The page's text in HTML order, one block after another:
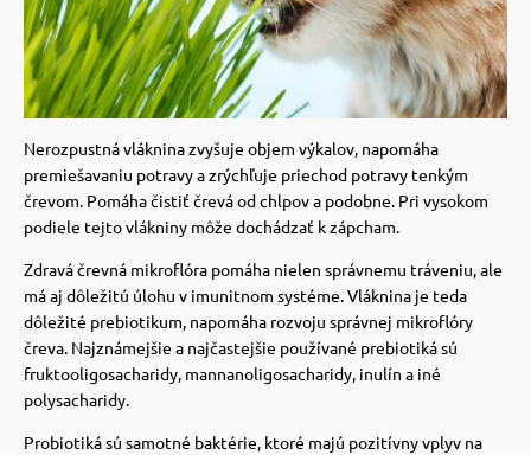
Nerozpustná vláknina zvyšuje objem výkalov, napomáha
premiešavaniu potravy a zrýchľuje priechod potravy tenkým
črevom. Pomáha čistiť črevá od chlpov a podobne. Pri vysokom
podiele tejto vlákniny môže dochádzať k zápcham.
Zdravá črevná mikroflóra pomáha nielen správnemu tráveniu, ale
má aj dôležitú úlohu v imunitnom systéme.Vláknina je teda
dôležité prebiotikum, napomáha rozvoju správnej mikroflóry
čreva. Najznámejšie a najčastejšie používané prebiotiká sú
fruktooligosacharidy, mannanoligosacharidy, inulín a iné
polysacharidy.
Probiotiká sú samotné baktérie, ktoré majú pozitívny vplyv na